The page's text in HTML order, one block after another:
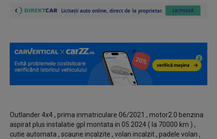
Outlander 4x4 , prima inmatriculare 06/2021 , motor2.0 benzina
aspirat plus instalatie gpl montata in 05.2024 ( la 70000 km ) ,
cutie automata , scaune incalzite , volan incalzit , padele volan ,